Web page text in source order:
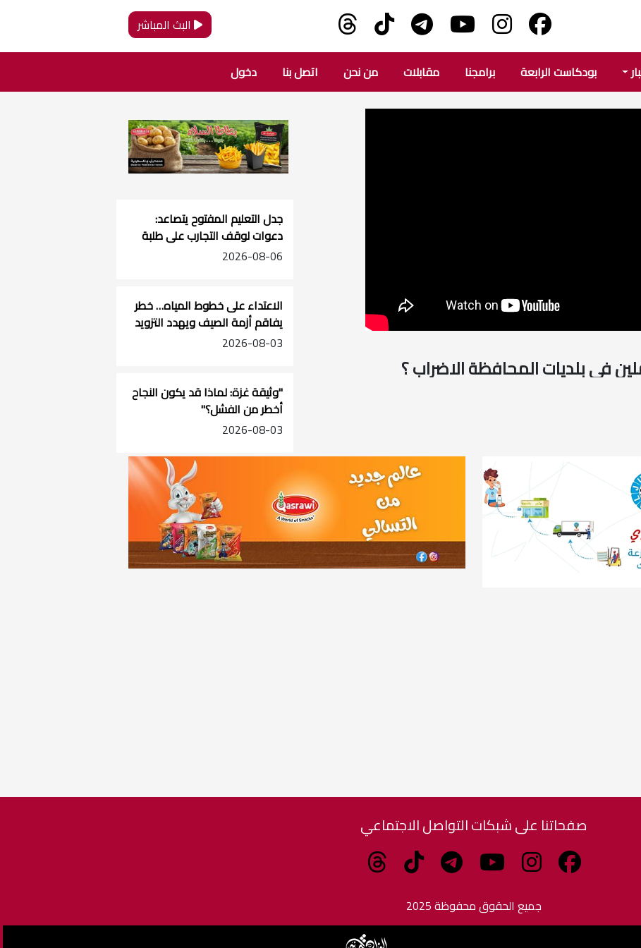
البث المباشر
بودكاست الرابعة برامجنا مقابلات من نحن اتصل بنا دخول
في بلديات المحافظة الاضراب ؟
جدل التعليم المفتوح يتصاعد:
دعوات لوقف التجارب على طلبة
الصفوف الأساسية
2026-08-06
الاعتداء على خطوط المياه… خطر
يفاقم أزمة الصيف ويهدد التزويد
في جنوب الضفة
2026-08-03
"وثيقة غزة: لماذا قد يكون النجاح
أخطر من الفشل؟"
2026-08-03
صفحاتنا على شبكات التواصل الاجتماعي
جميع الحقوق محفوظة 2025